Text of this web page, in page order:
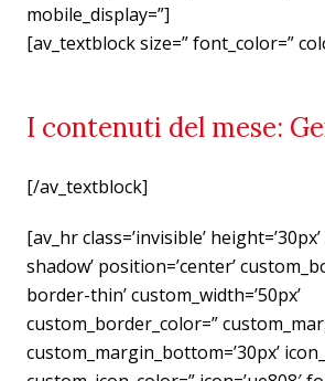
mobile_display=”]
[av_textblock size=” font_color=”
I contenuti del mese:
[/av_textblock]
[av_hr class=’invisible’
shadow’ position=’center’
border-thin’ custom_width=’50px’
custom_border_color=”
custom_margin_bottom=’30px’